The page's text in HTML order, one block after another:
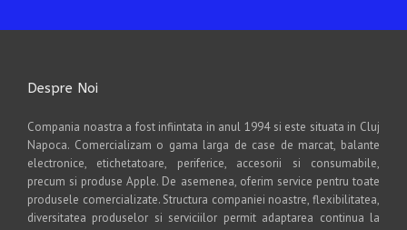
Despre Noi
Compania noastra a fost infiintata in anul 1994 si este situata in Cluj
Napoca. Comercializam o gama larga de case de marcat, balante
electronice, etichetatoare, periferice, accesorii si consumabile,
precum si produse Apple. De asemenea, oferim service pentru toate
produsele comercializate. Structura companiei noastre, flexibilitatea,
diversitatea produselor si serviciilor permit adaptarea continua la